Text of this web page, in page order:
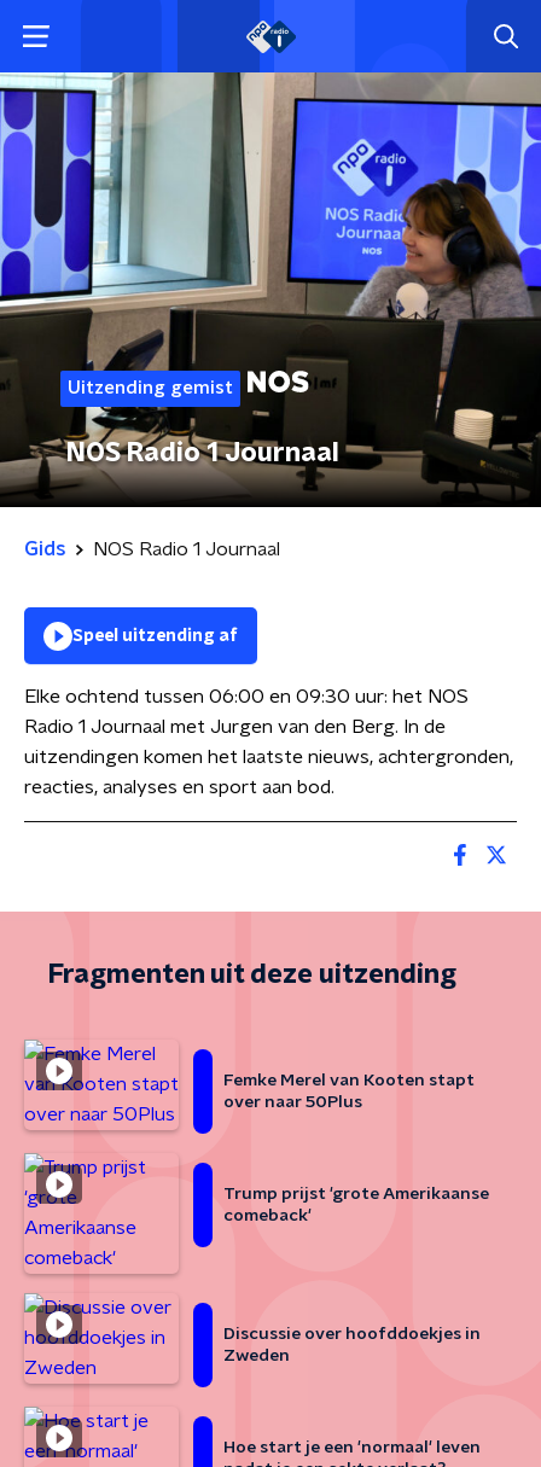
Uitzending gemist
NOS Radio 1 Journaal
Gids NOS Radio 1 Journaal
Speel uitzending af
Elke ochtend tussen 06:00 en 09:30 uur: het NOS
Radio 1 Journaal met Jurgen van den Berg. In de
uitzendingen komen het laatste nieuws, achtergronden,
reacties, analyses en sport aan bod.
Fragmenten uit deze uitzending
Femke Merel van Kooten stapt
over naar 50Plus
Trump prijst 'grote Amerikaanse
comeback'
Discussie over hoofddoekjes in
Zweden
Hoe start je een 'normaal' leven